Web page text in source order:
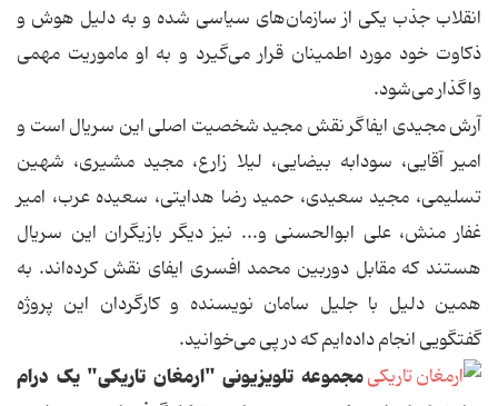
انقلاب جذب یکی از سازمان‌های سیاسی شده و به دلیل هوش و
ذکاوت خود مورد اطمینان قرار می‌گیرد و به او ماموریت مهمی
واگذار می‌شود.
آرش مجیدی ایفاگر نقش مجید شخصیت اصلی این سریال است و
امیر آقایی، سودابه بیضایی، لیلا زارع، مجید مشیری، شهین
تسلیمی، مجید سعیدی، حمید رضا هدایتی، سعیده عرب، امیر
غفار منش، علی ابوالحسنی و... نیز دیگر بازیگران این سریال
هستند که مقابل دوربین محمد افسری ایفای نقش کرده‌اند. به
همین دلیل با جلیل سامان نویسنده و کارگردان این پروژه
گفتگویی انجام داده‌ایم که در پی می‌خوانید.
مجموعه تلویزیونی "ارمغان تاریکی" یک درام